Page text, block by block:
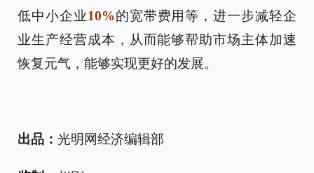
低中小企业10%的宽带费用等，进一步减轻企
业生产经营成本，从而能够帮助市场主体加速
恢复元气，能够实现更好的发展。
出品： 光明网经济编辑部